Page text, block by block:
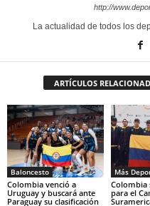
http://
La actualidad de todos los
ARTÍCULOS
Baloncesto
Colombia venció a
Uruguay y buscará ante
Paraguay su clasificación
Más
Colombia
para el